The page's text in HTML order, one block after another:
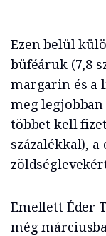
Ezen belül
büféáruk (7,8
margarin és a
meg
többet kell
százalékkal),
Emellett Éder
még